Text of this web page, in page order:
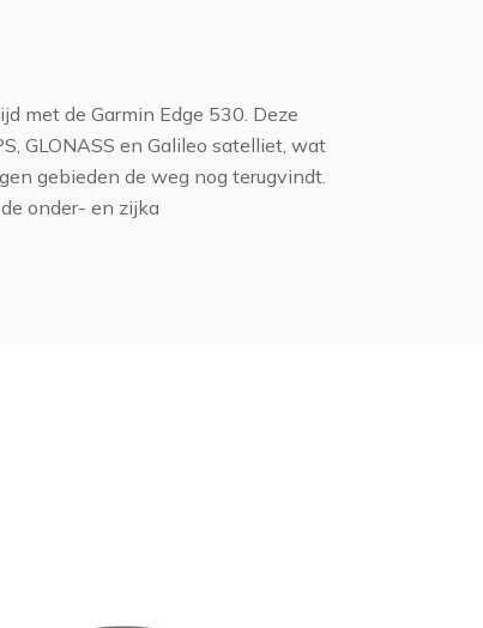
met de Garmin Edge 530. Deze
GLONASS en Galileo satelliet, wat
gebieden de weg nog terugvindt.
onder- en zijka